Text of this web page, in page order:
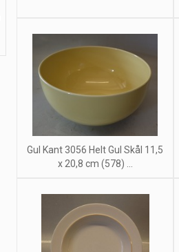
Gul Kant 3056 Helt Gul Skål 11,5
x 20,8 cm (578) ...